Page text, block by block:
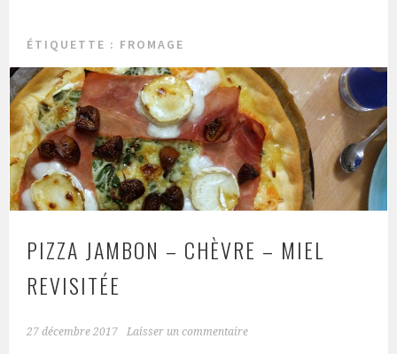
ÉTIQUETTE : FROMAGE
PIZZA JAMBON – CHÈVRE – MIEL
REVISITÉE
27 décembre 2017 Laisser un commentaire